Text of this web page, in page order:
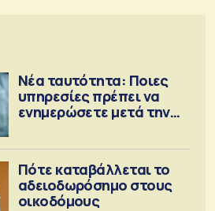
Νέα ταυτότητα: Ποιες
υπηρεσίες πρέπει να
ενημερώσετε μετά την
Πότε καταβάλλεται το
αδειοδωρόσημο στους
οικοδόμους